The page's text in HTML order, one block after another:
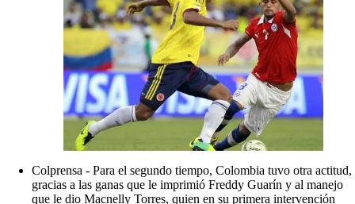
Colprensa - Para el segundo tiempo, Colombia tuvo otra actitud,
gracias a las ganas que le imprimió Freddy Guarín y al manejo
que le dio Macnelly Torres, quien en su primera intervención